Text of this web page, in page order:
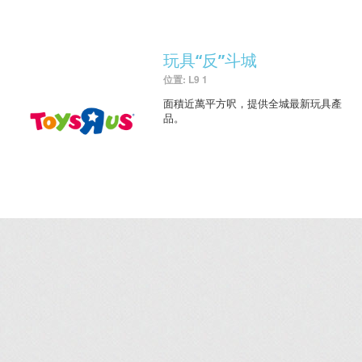
玩具“反”斗城
位置: L9 1
面積近萬平方呎，提供全城最新玩具產
品。